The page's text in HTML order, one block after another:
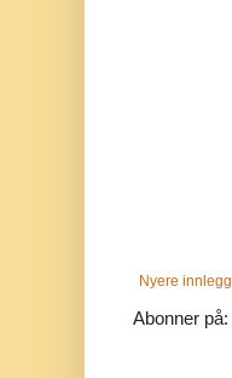
Nyere innlegg
Abonner på: